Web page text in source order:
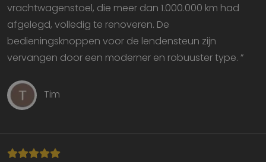
vrachtwagenstoel, die meer dan 1.000.000 km had
afgelegd, volledig te renoveren. De
bedieningsknoppen voor de lendensteun zijn
vervangen door een moderner en robuuster type. ”
Tim